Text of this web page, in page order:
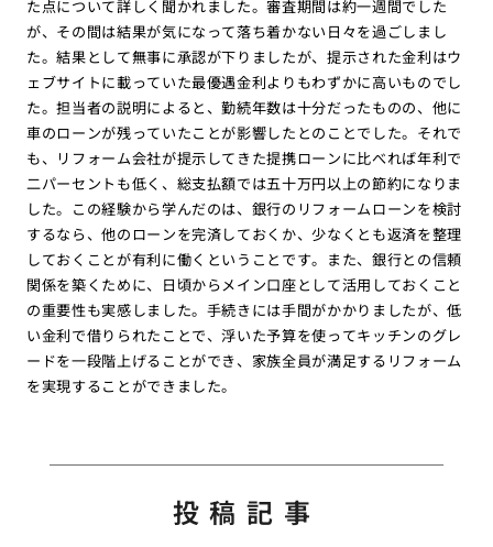
た点について詳しく聞かれました。審査期間は約一週間でした
が、その間は結果が気になって落ち着かない日々を過ごしまし
た。結果として無事に承認が下りましたが、提示された金利はウ
ェブサイトに載っていた最優遇金利よりもわずかに高いものでし
た。担当者の説明によると、勤続年数は十分だったものの、他に
車のローンが残っていたことが影響したとのことでした。それで
も、リフォーム会社が提示してきた提携ローンに比べれば年利で
二パーセントも低く、総支払額では五十万円以上の節約になりま
した。この経験から学んだのは、銀行のリフォームローンを検討
するなら、他のローンを完済しておくか、少なくとも返済を整理
しておくことが有利に働くということです。また、銀行との信頼
関係を築くために、日頃からメイン口座として活用しておくこと
の重要性も実感しました。手続きには手間がかかりましたが、低
い金利で借りられたことで、浮いた予算を使ってキッチンのグレ
ードを一段階上げることができ、家族全員が満足するリフォーム
を実現することができました。
投稿記事